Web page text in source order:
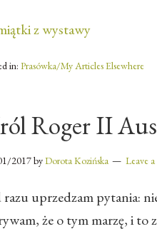
z wystawy
in: Prasówka/My Articles Elsewhere
Roger II
2017byDorota Kozińska Leave
uprzedzam pytania:
że o tym marzę, i to